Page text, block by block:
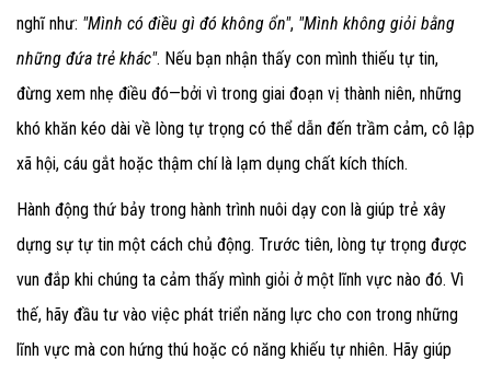
nghĩ như: "Mình có điều gì đó không ổn", "Mình không giỏi bằng
những đứa trẻ khác". Nếu bạn nhận thấy con mình thiếu tự tin,
đừng xem nhẹ điều đó—bởi vì trong giai đoạn vị thành niên, những
khó khăn kéo dài về lòng tự trọng có thể dẫn đến trầm cảm, cô lập
xã hội, cáu gắt hoặc thậm chí là lạm dụng chất kích thích.
Hành động thứ bảy trong hành trình nuôi dạy con là giúp trẻ xây
dựng sự tự tin một cách chủ động. Trước tiên, lòng tự trọng được
vun đắp khi chúng ta cảm thấy mình giỏi ở một lĩnh vực nào đó. Vì
thế, hãy đầu tư vào việc phát triển năng lực cho con trong những
lĩnh vực mà con hứng thú hoặc có năng khiếu tự nhiên. Hãy giúp